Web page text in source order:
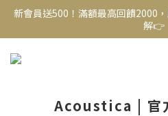
新會員送500！滿額最高回饋2000
解👉
新會員送500！滿額最高回饋2000
解👉
結帳頁選zingala銀角
解👉
Acoustica | 官